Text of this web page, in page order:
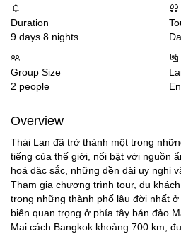
Duration
9 days 8 nights
Group Size
2 people
Overview
Thái Lan đã trở thành một trong
tiếng của thế giới, nổi bật với nguồn
hoá đặc sắc, những đền đài uy nghi
Tham gia chương trình tour, du
trong những thành phố lâu đời nhất
biển quan trọng ở phía tây bán đảo
Mai cách Bangkok khoảng 700 km,